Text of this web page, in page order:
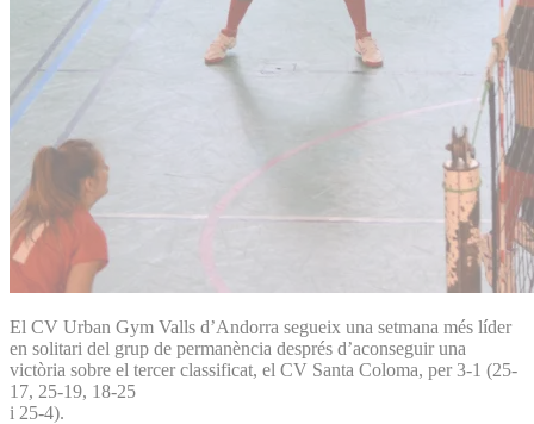
El CV Urban Gym Valls d’An­dorra segueix una setmana més líder
en solitari del grup de permanència després d’aconseguir una
victòria sobre el tercer classificat, el CV Santa Coloma, per 3-1 (25-
17, 25-19, 18-25
i 25-4).